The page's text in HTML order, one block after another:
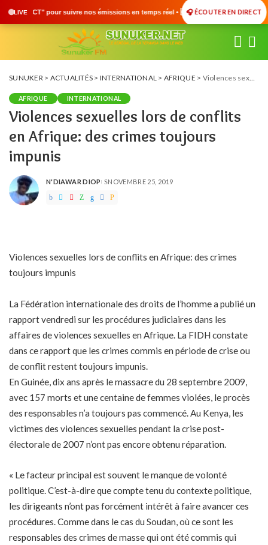
LIVE
nos émissions en temps réel • 🇸🇳 Actualités du Sénégal • 🌍 Actualités
🎧 ÉCOUTER EN DIRECT
SUNUKER> ACTUALITÉS > INTERNATIONAL > AFRIQUE > Violences sexuelles lors de conflits en Afrique: des crimes toujours impunis
AFRIQUE INTERNATIONAL
Violences sexuelles lors de conflits
en Afrique: des crimes toujours
impunis
POSTED
BY
N'DIAWAR DIOP NOVEMBRE 25, 2019
Violences sexuelles lors de conflits en Afrique: des crimes
toujours impunis
La Fédération internationale des droits de l’homme a publié un
rapport vendredi sur les procédures judiciaires dans les
affaires de violences sexuelles en Afrique. La FIDH constate
dans ce rapport que les crimes commis en période de crise ou
de conflit restent toujours impunis.
En Guinée, dix ans après le massacre du 28 septembre 2009,
avec 157 morts et une centaine de femmes violées, le procès
des responsables n’a toujours pas commencé. Au Kenya, les
victimes des violences sexuelles pendant la crise post-
électorale de 2007 n’ont pas encore obtenu réparation.
« Le facteur principal est souvent le manque de volonté
politique. C’est-à-dire que compte tenu du contexte politique,
les dirigeants n’ont pas forcément intérêt à faire avancer ces
procédures. Comme dans le cas du Soudan, où ce sont les
responsables des crimes de masse qui ont été commis qui